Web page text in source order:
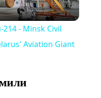
214 - Minsk Civil
Aviation Giant